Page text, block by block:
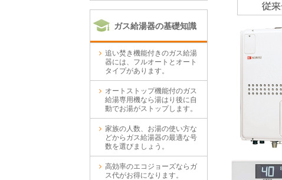
ガス給湯器の基礎知識
追い焚き機能付きのガス給湯
器には、フルオートとオート
タイプがあります。
オートストップ機能付のガス
給湯専用機なら湯はり後に自
動でお湯がストップします。
家族の人数、お湯の使い方な
どからガス給湯器の最適な号
数を選びましょう。
高効率のエコジョーズならガ
ス代がお得になります。